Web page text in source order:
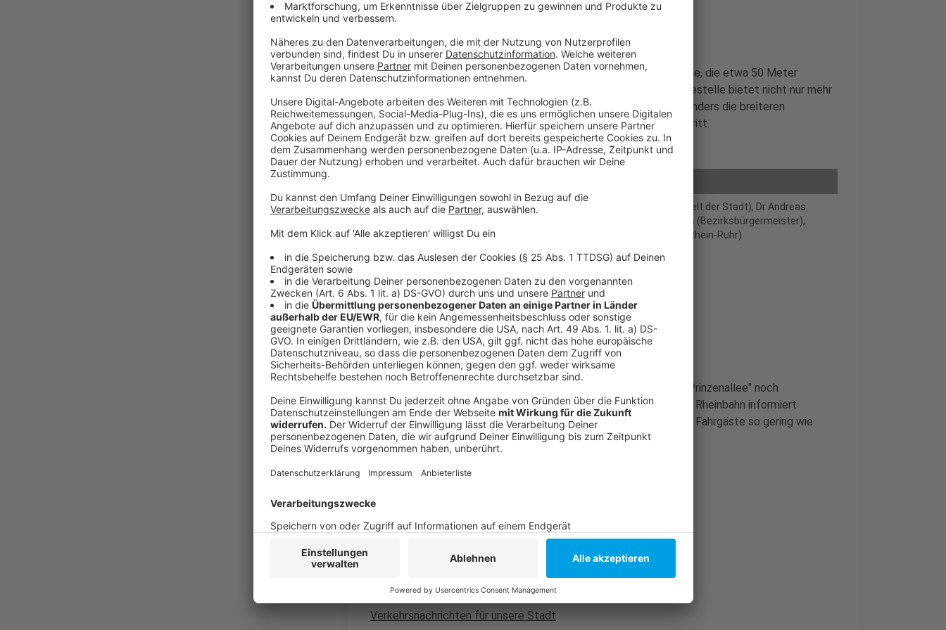
Verbesserungen für Fahrgäste im Linksrheinischen
Anzeige
Während der Bauarbeiten nutzten Fahrgäste eine Ersatzhaltestelle, die etwa 50 Meter
entfernt lag. Diese wird bis Ende August abgebaut. Die neue Haltestelle bietet nicht nur mehr
Komfort, sondern auch eine bessere Zugänglichkeit für alle. Besonders die breiteren
Bahnsteige und die barrierefreien Rampen sind ein großer Fortschritt.
Anzeige
Von links nach rechts: Jochen Kral (Dezernent für Mobilität und Umwelt der Stadt), Dr Andreas
Ferlic (Interimsbereichsleiter Inftrastruktur der Rheinbahn), Rolf Tups (Bezirksbürgermeister),
Marc Nüßen (Abteilungsleiter Fördermanagement Verkehrsverbund Rhein-Ruhr)
Weitere Arbeiten Anfang des Jahres geplant
Anzeige
Anfang des kommenden Jahres stehen rund um die Haltestelle "Prinzenallee" noch
Asphaltarbeiten an. Dafür wird die Straße kurzfristig gesperrt. Die Rheinbahn informiert
rechtzeitig über die genauen Termine, um die Einschränkungen für Fahrgäste so gering wie
möglich zu halten.
Weitere Infos und Links zum Thema:
So haben wir über die Baustelle berichtet
Verkehrsnachrichten für unsere Stadt